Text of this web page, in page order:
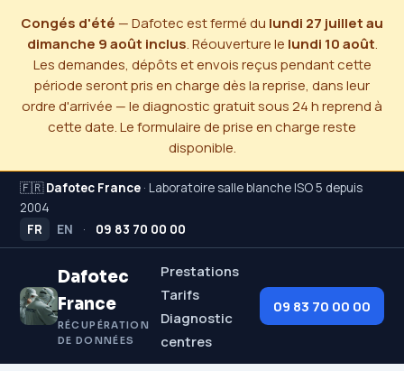
Congés d'été — Dafotec est fermé du lundi 27 juillet au
dimanche 9 août inclus. Réouverture le lundi 10 août.
Les demandes, dépôts et envois reçus pendant cette
période seront pris en charge dès la reprise, dans leur
ordre d'arrivée — le diagnostic gratuit sous 24 h reprend à
cette date. Le formulaire de prise en charge reste
disponible.
🇫🇷Dafotec France · Laboratoire salle blanche ISO 5 depuis
2004
FR
EN · 09 83 70 00 00
Dafotec
France
RÉCUPÉRATION
DE DONNÉES
Prestations
Tarifs
Diagnostic
centres
09 83 70 00 00